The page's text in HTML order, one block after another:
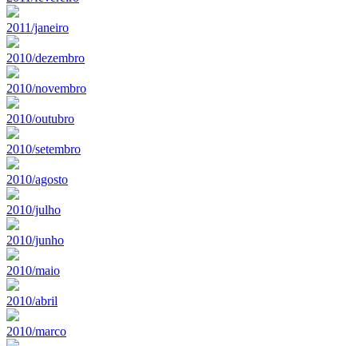
2011/janeiro
2010/dezembro
2010/novembro
2010/outubro
2010/setembro
2010/agosto
2010/julho
2010/junho
2010/maio
2010/abril
2010/marco